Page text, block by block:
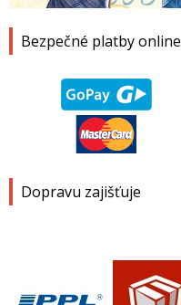
Bezpečné platby online
Dopravu zajišťuje